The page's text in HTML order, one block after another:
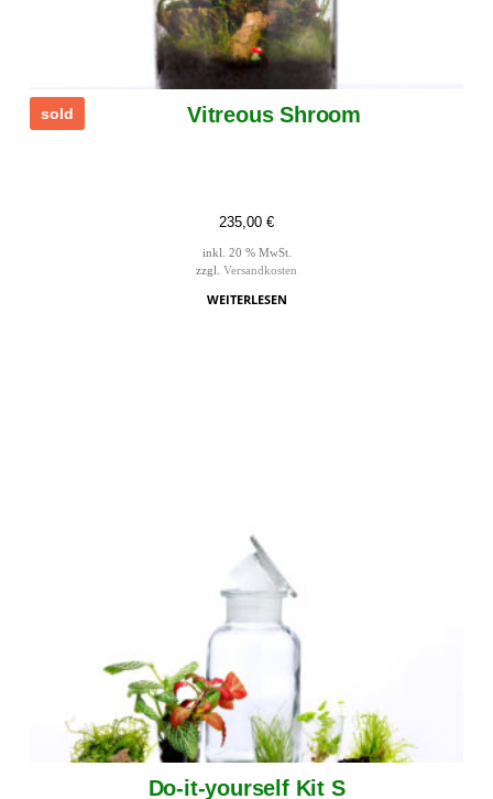
sold Vitreous Shroom
235,00 €
inkl. 20 % MwSt.
zzgl. Versandkosten
WEITERLESEN
Do-it-yourself Kit S